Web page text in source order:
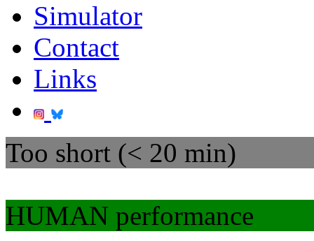
Simulator
Contact
Links
Too short (< 20 min)
HUMAN performance